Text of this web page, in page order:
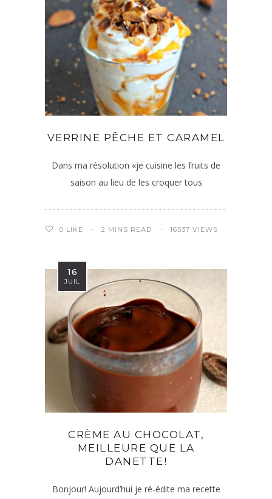
VERRINE PÊCHE ET CARAMEL
Dans ma résolution «je cuisine les fruits de
saison au lieu de les croquer tous
0 LIKE 2 MINS READ 16537 VIEWS
16
JUIL
CRÈME AU CHOCOLAT,
MEILLEURE QUE LA
DANETTE!
Bonjour! Aujourd’hui je ré-édite ma recette